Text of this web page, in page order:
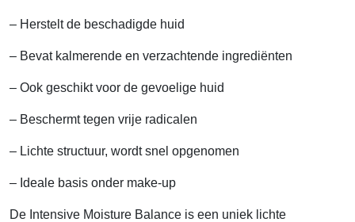
– Herstelt de beschadigde huid
– Bevat kalmerende en verzachtende ingrediënten
– Ook geschikt voor de gevoelige huid
– Beschermt tegen vrije radicalen
– Lichte structuur, wordt snel opgenomen
– Ideale basis onder make-up
De Intensive Moisture Balance is een uniek lichte